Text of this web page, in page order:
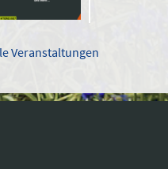
Veranstaltungen